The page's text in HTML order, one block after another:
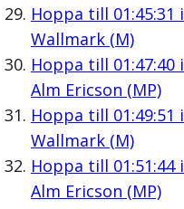
Hoppa till 01:45:31
Wallmark (M)
Hoppa till 01:47:40i
Alm Ericson (MP)
Hoppa till 01:49:51
Wallmark (M)
Hoppa till 01:51:44i
Alm Ericson (MP)